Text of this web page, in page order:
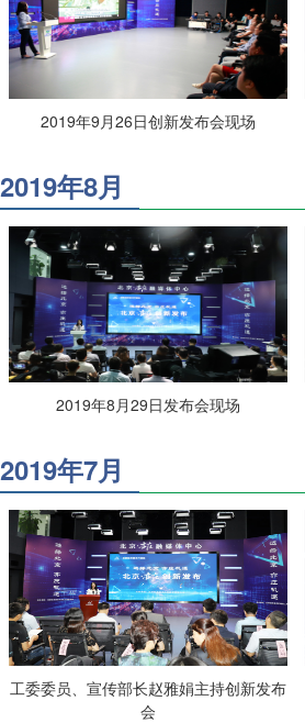
2019年9月26日创新发布会现场
2019年8月
2019年8月29日发布会现场
2019年7月
工委委员、宣传部长赵雅娟主持创新发布
会